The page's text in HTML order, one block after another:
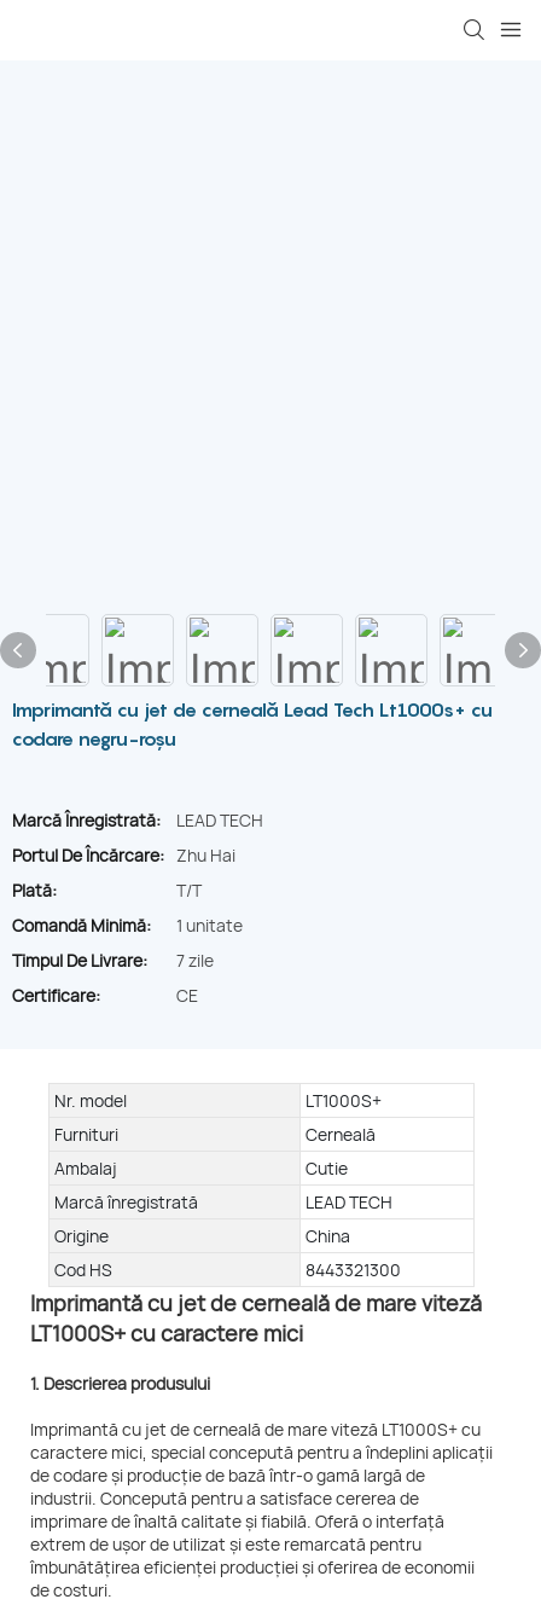
Imprimantă cu jet de cerneală Lead Tech Lt1000s+ cu
codare negru-roșu
Marcă Înregistrată:
LEAD TECH
Portul De Încărcare: Zhu Hai
Plată:
T/T
Comandă Minimă:
1 unitate
Timpul De Livrare:
7 zile
Certificare:
CE
Nr. model
LT1000S+
Furnituri
Cerneală
Ambalaj
Cutie
Marcă înregistrată
LEAD TECH
Origine
China
Cod HS
8443321300
Imprimantă cu jet de cerneală de mare viteză
LT1000S+ cu caractere mici
1. Descrierea produsului
Imprimantă cu jet de cerneală de mare viteză LT1000S+ cu
caractere mici, special concepută pentru a îndeplini aplicații
de codare și producție de bază într-o gamă largă de
industrii. Concepută pentru a satisface cererea de
imprimare de înaltă calitate și fiabilă. Oferă o interfață
extrem de ușor de utilizat și este remarcată pentru
îmbunătățirea eficienței producției și oferirea de economii
de costuri.